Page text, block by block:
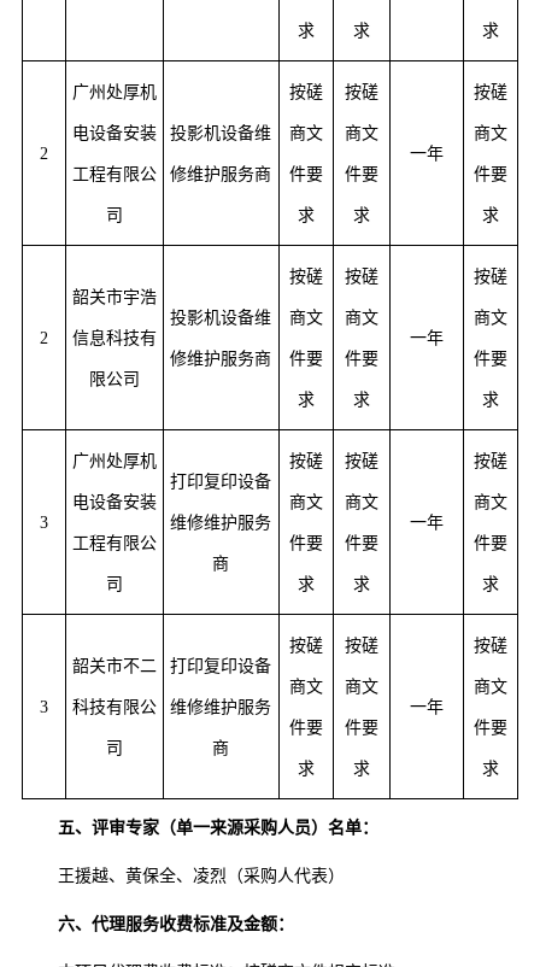
求 求 求
2
广州处厚机
电设备安装
工程有限公
司
投影机设备维
修维护服务商
按磋
商文
件要
求
按磋
商文
件要
求
一年
按磋
商文
件要
求
2
韶关市宇浩
信息科技有
限公司
投影机设备维
修维护服务商
按磋
商文
件要
求
按磋
商文
件要
求
一年
按磋
商文
件要
求
3
广州处厚机
电设备安装
工程有限公
司
打印复印设备
维修维护服务
商
按磋
商文
件要
求
按磋
商文
件要
求
一年
按磋
商文
件要
求
3
韶关市不二
科技有限公
司
打印复印设备
维修维护服务
商
按磋
商文
件要
求
按磋
商文
件要
求
一年
按磋
商文
件要
求
五、评审专家（单一来源采购人员）名单：
王援越、黄保全、凌烈（采购人代表）
六、代理服务收费标准及金额：